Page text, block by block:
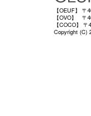
【OEUF】
【OVO】 〒
【COCO】
Copyright (C)